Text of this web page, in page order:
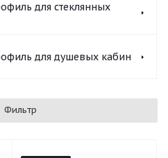
для стеклянных
для душевых кабин
Фильтр